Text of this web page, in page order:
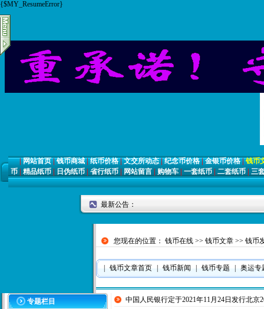
{$MY_ResumeError}
|网站首页|钱币商城|纸币价格|文交所动态|纪念币价格|金银币价格|钱币
币 | 精品纸币 | 日伪纸币 | 省行纸币 | 网站留言 | 购物车 | 一套纸币 | 二套纸币 | 三
最新公告：
您现在的位置： 钱币在线 >> 钱币文章 >> 钱币
| 钱币文章首页 | 钱币新闻 | 钱币专题 | 奥运专
专题栏目
中国人民银行定于2021年11月24日发行北京